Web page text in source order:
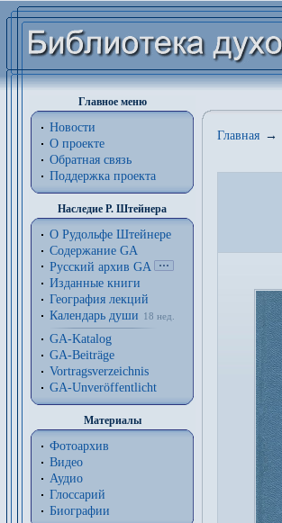
Главное меню
Новости
О проекте
Обратная связь
Поддержка проекта
Наследие Р. Штейнера
О Рудольфе Штейнере
Содержание GA
Русский архив GA
Изданные книги
География лекций
Календарь души
18 нед.
GA-Katalog
GA-Beiträge
Vortragsverzeichnis
GA-Unveröffentlicht
Материалы
Фотоархив
Видео
Аудио
Глоссарий
Биографии
Главная →